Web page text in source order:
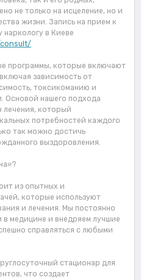
не только на исцеление, но и
жизни. Запись на прием к
в Киеве
программы, которые включают
зависимость от
токсикоманию и
Основой нашего подхода
лечения, который
потребностей каждого
так можно достичь
выздоровления.
из опытных и
которые используют
и лечения. Мы постоянно
медицине и внедряем лучшие
справляться с любыми
стационар для
что создает